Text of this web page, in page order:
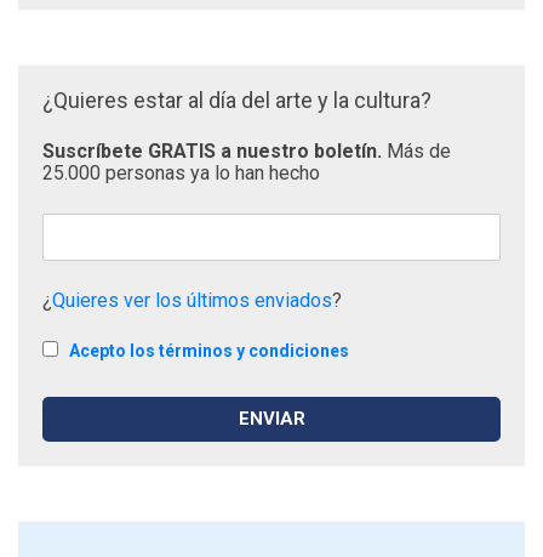
¿Quieres estar al día del arte y la cultura?
Suscríbete GRATIS a nuestro boletín. Más de
25.000 personas ya lo han hecho
¿Quieres ver los últimos enviados?
Acepto los términos y condiciones